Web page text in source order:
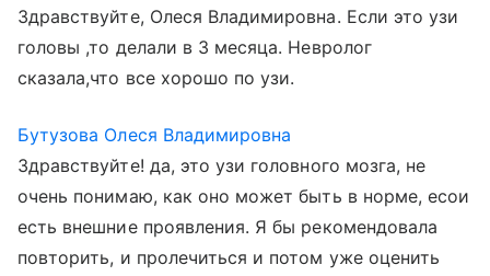
Здравствуйте, Олеся Владимировна. Если это узи
головы ,то делали в 3 месяца. Невролог
сказала,что все хорошо по узи.
Бутузова Олеся Владимировна
Здравствуйте! да, это узи головного мозга, не
очень понимаю, как оно может быть в норме, есои
есть внешние проявления. Я бы рекомендовала
повторить, и пролечиться и потом уже оценить